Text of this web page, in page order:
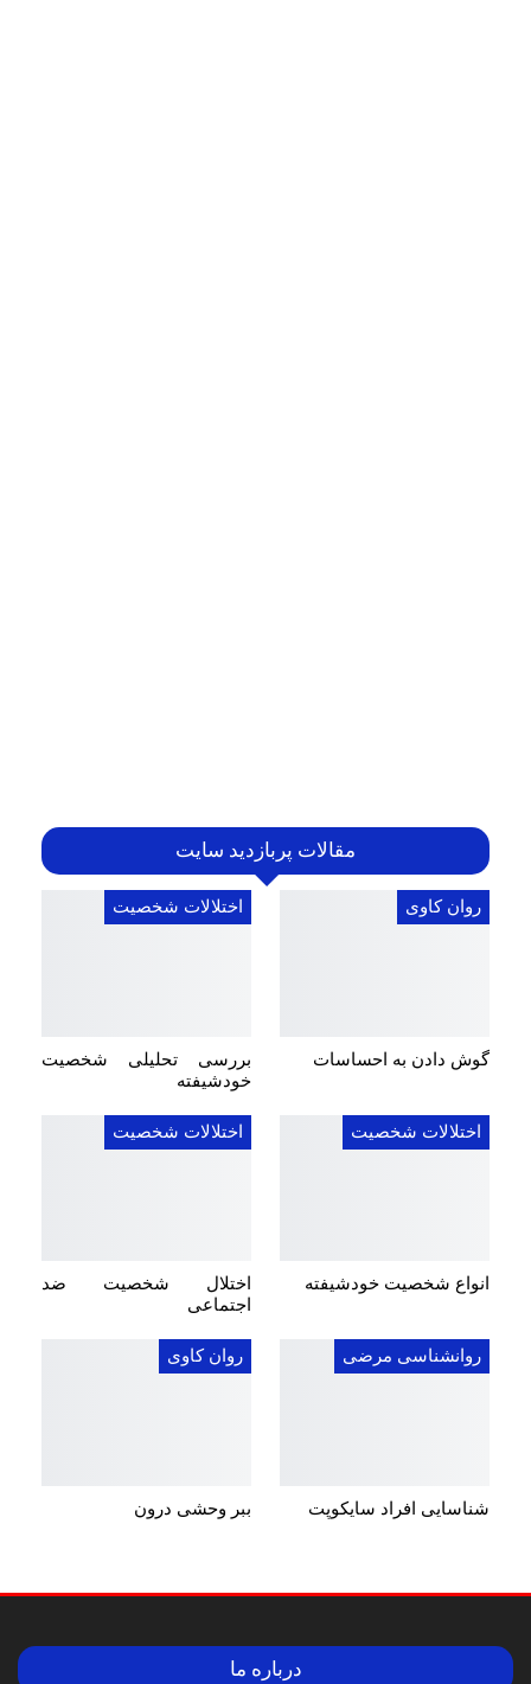
مقالات پربازدید سایت
روان کاوی
گوش دادن به احساسات
اختلالات شخصیت
بررسی تحلیلی شخصیت
خودشیفته
اختلالات شخصیت
انواع شخصیت خودشیفته
اختلالات شخصیت
اختلال شخصیت ضد
اجتماعی
روانشناسی مرضی
شناسایی افراد سایکوپت
روان کاوی
ببر وحشی درون
درباره ما